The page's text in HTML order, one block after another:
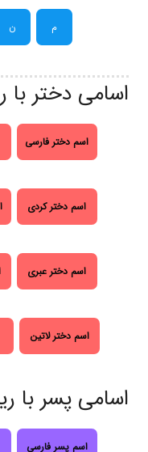
م ن
اسامی دختر
اسم دختر فارسی
اسم دختر کردی
اسم دختر عبری
اسم دختر لاتین
اسامی پسر با
اسم پسر فارسی